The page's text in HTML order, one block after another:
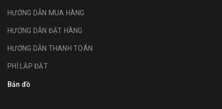
HƯỚNG DẪN MUA HÀNG
HƯỚNG DẪN ĐẶT HÀNG
HƯỚNG DẪN THANH TOÁN
PHÍ LẮP ĐẶT
Bản đồ